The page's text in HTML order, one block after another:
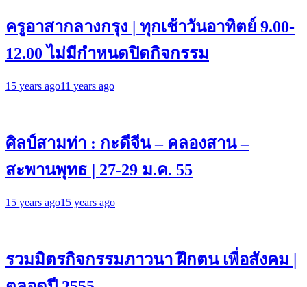
ครูอาสากลางกรุง | ทุกเช้าวันอาทิตย์ 9.00-
12.00 ไม่มีกำหนดปิดกิจกรรม
15 years ago11 years ago
ศิลป์สามท่า : กะดีจีน – คลองสาน –
สะพานพุทธ | 27-29 ม.ค. 55
15 years ago15 years ago
รวมมิตรกิจกรรมภาวนา ฝึกตน เพื่อสังคม |